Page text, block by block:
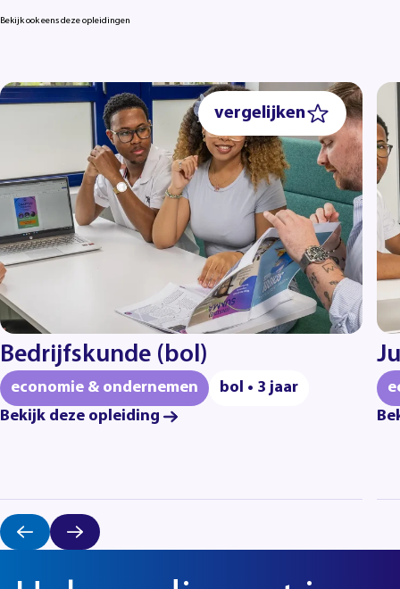
Bekijk ook eens deze opleidingen
vergelijken
Bedrijfskunde (bol)
economie & ondernemen
bol • 3 jaar
Bekijk deze opleiding